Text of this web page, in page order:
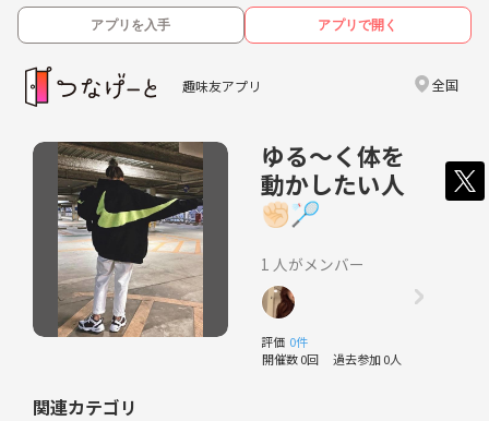
アプリを入手 アプリで開く
趣味友アプリ 全国
ゆる〜く体を
動かしたい人
✊🏻🏸
1 人がメンバー
評価 0件
開催数 0回 過去参加 0人
関連カテゴリ